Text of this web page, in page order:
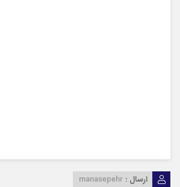
ارسال : manasepehr